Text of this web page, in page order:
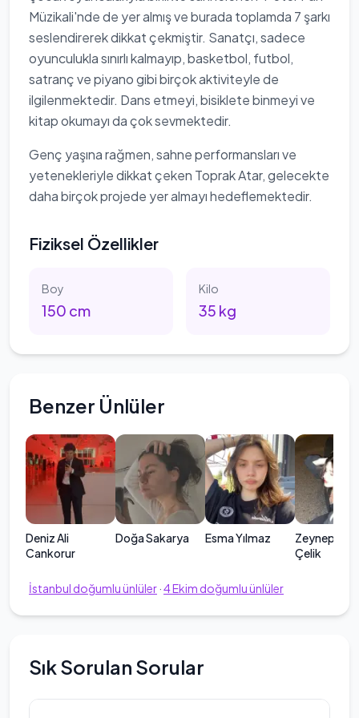
Müzikali'nde de yer almış ve burada toplamda 7 şarkı
seslendirerek dikkat çekmiştir. Sanatçı, sadece
oyunculukla sınırlı kalmayıp, basketbol, futbol,
satranç ve piyano gibi birçok aktiviteyle de
ilgilenmektedir. Dans etmeyi, bisiklete binmeyi ve
kitap okumayı da çok sevmektedir.
Genç yaşına rağmen, sahne performansları ve
yetenekleriyle dikkat çeken Toprak Atar, gelecekte
daha birçok projede yer almayı hedeflemektedir.
Fiziksel Özellikler
Boy
150 cm
Kilo
35 kg
Benzer Ünlüler
Deniz Ali
Cankorur
Doğa Sakarya Esma Yılmaz
Zeynep Ilgın
Çelik
İstanbul doğumlu ünlüler·4Ekim doğumlu ünlüler
Sık Sorulan Sorular